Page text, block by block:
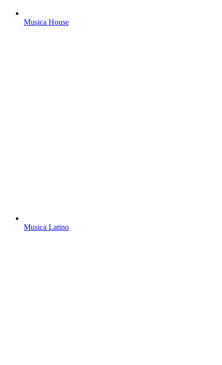
Musica House
Musica Latino